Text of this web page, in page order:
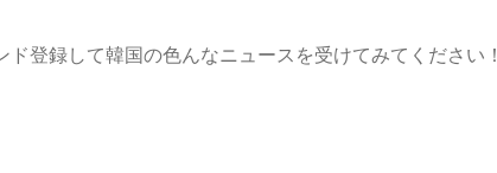
登録して韓国の色んなニュースを受けてみてください！